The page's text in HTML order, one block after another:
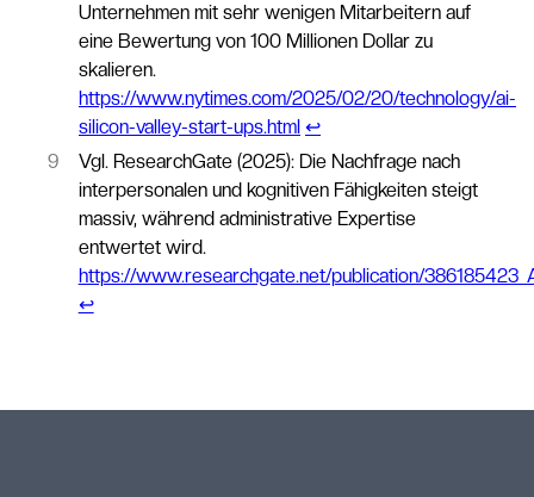
Unternehmen mit sehr wenigen Mitarbeitern auf
eine Bewertung von 100 Millionen Dollar zu
skalieren.
https://www.nytimes.com/2025/02/20/technology/ai-
silicon-valley-start-ups.html ↩︎
9
Vgl. ResearchGate (2025): Die Nachfrage nach
interpersonalen und kognitiven Fähigkeiten steigt
massiv, während administrative Expertise
entwertet wird.
https://www.researchgate.net/publication/
↩︎